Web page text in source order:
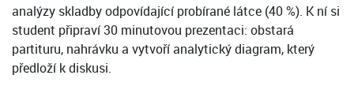
analýzy skladby odpovídající probírané látce (40 %). K ní si
student připraví 30 minutovou prezentaci: obstará
partituru, nahrávku a vytvoří analytický diagram, který
předloží k diskusi.